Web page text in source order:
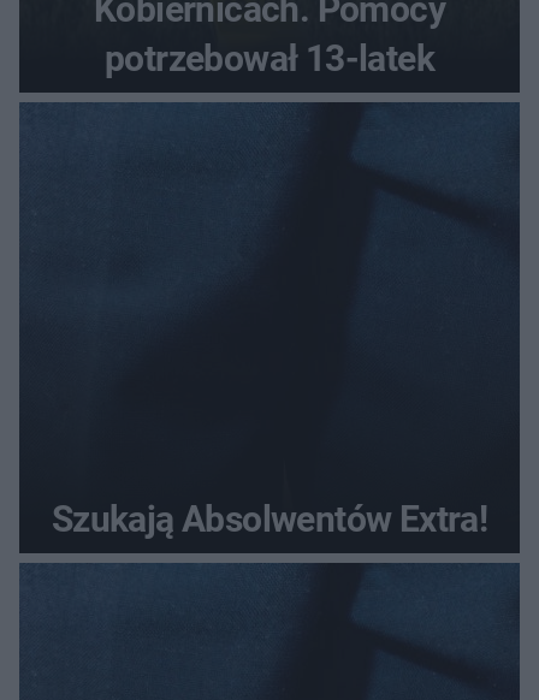
Kobiernicach. Pomocy
potrzebował 13-latek
Szukają Absolwentów Extra!